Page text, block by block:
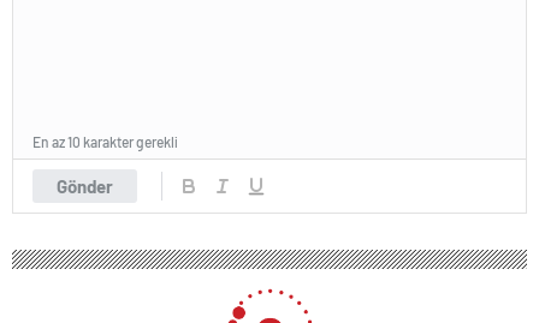
Gönder
En az 10 karakter gerekli